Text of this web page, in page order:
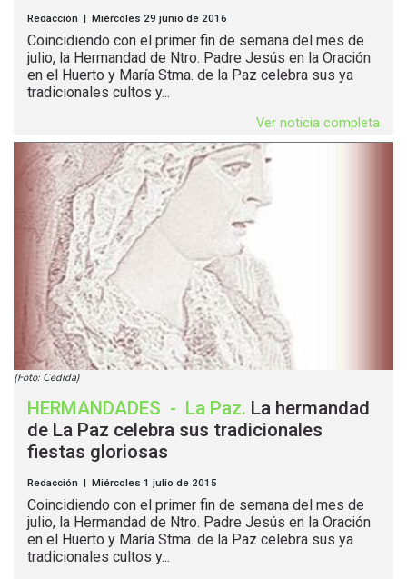
Redacción | Miércoles 29 junio de 2016
Coincidiendo con el primer fin de semana del mes de
julio, la Hermandad de Ntro. Padre Jesús en la Oración
en el Huerto y María Stma. de la Paz celebra sus ya
tradicionales cultos y...
Ver noticia completa
(Foto: Cedida)
HERMANDADES - La Paz. La hermandad
de La Paz celebra sus tradicionales
fiestas gloriosas
Redacción | Miércoles 1 julio de 2015
Coincidiendo con el primer fin de semana del mes de
julio, la Hermandad de Ntro. Padre Jesús en la Oración
en el Huerto y María Stma. de la Paz celebra sus ya
tradicionales cultos y...